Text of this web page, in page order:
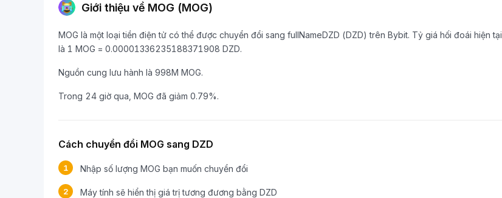
Giới thiệu về MOG (MOG)
MOG là một loại tiền điện tử có thể được chuyển đổi sang fullNameDZD (DZD) trên Bybit. Tỷ giá hối đoái hiện tại
là 1 MOG = 0.00001336235188371908 DZD.
Nguồn cung lưu hành là 998M MOG.
Trong 24 giờ qua, MOG đã giảm 0.79%.
Cách chuyển đổi MOG sang DZD
1 Nhập số lượng MOG bạn muốn chuyển đổi
2 Máy tính sẽ hiển thị giá trị tương đương bằng DZD